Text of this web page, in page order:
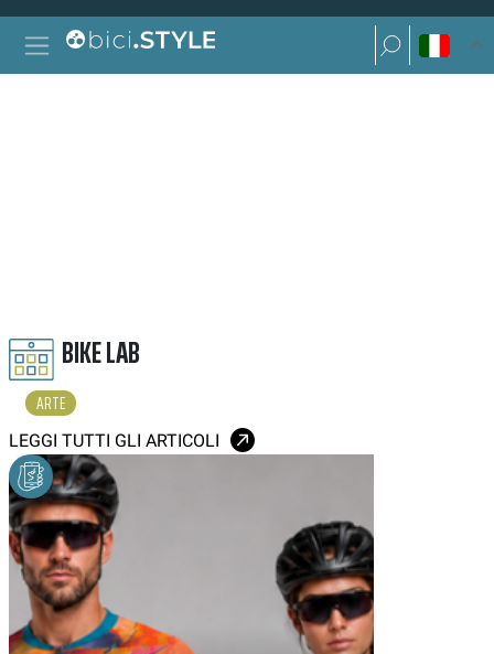
Vai al contenuto
Navigazione principale
Ricerca per:
Ricerca per:
BIKE LAB
ARTE
LEGGI TUTTI GLI ARTICOLI